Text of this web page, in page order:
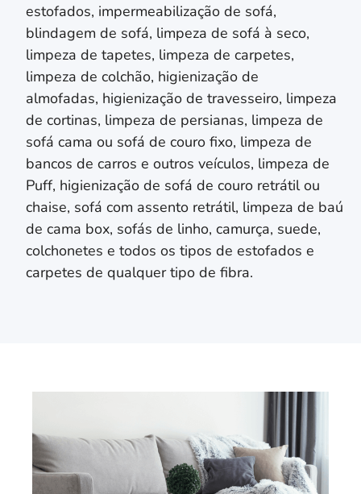
estofados, impermeabilização de sofá,
blindagem de sofá, limpeza de sofá à seco,
limpeza de tapetes, limpeza de carpetes,
limpeza de colchão, higienização de
almofadas, higienização de travesseiro, limpeza
de cortinas, limpeza de persianas, limpeza de
sofá cama ou sofá de couro fixo, limpeza de
bancos de carros e outros veículos, limpeza de
Puff, higienização de sofá de couro retrátil ou
chaise, sofá com assento retrátil, limpeza de baú
de cama box, sofás de linho, camurça, suede,
colchonetes e todos os tipos de estofados e
carpetes de qualquer tipo de fibra.